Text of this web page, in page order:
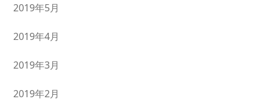
2019年5月
2019年4月
2019年3月
2019年2月